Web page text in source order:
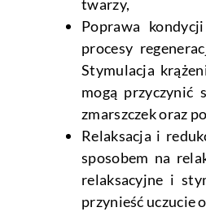
twarzy,
Poprawa
procesy
Stymulacja
mogą przyczynić
zmarszczek oraz
Relaksacja i
sposobem na
relaksacyjne i
przynieść uczucie